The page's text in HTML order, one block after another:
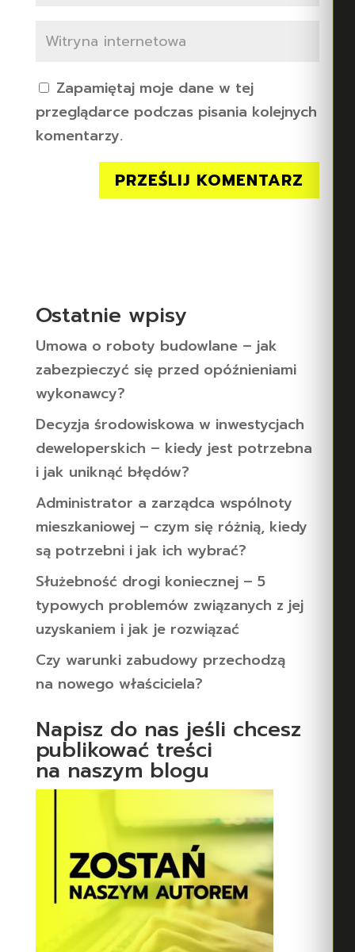
Zapamiętaj moje dane w tej
przeglądarce podczas pisania kolejnych
komentarzy.
Ostatnie wpisy
Umowa o roboty budowlane – jak
zabezpieczyć się przed opóźnieniami
wykonawcy?
Decyzja środowiskowa w inwestycjach
deweloperskich – kiedy jest potrzebna
i jak uniknąć błędów?
Administrator a zarządca wspólnoty
mieszkaniowej – czym się różnią, kiedy
są potrzebni i jak ich wybrać?
Służebność drogi koniecznej – 5
typowych problemów związanych z jej
uzyskaniem i jak je rozwiązać
Czy warunki zabudowy przechodzą
na nowego właściciela?
Napisz do nas jeśli chcesz
publikować treści
na naszym blogu